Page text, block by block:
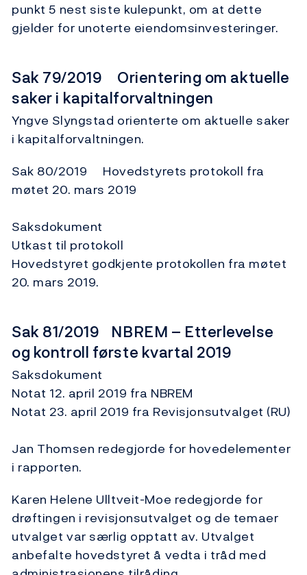
punkt 5 nest siste kulepunkt, om at dette
gjelder for unoterte eiendomsinvesteringer.
Sak 79/2019 Orientering om aktuelle
saker i kapitalforvaltningen
Yngve Slyngstad orienterte om aktuelle saker
i kapitalforvaltningen.
Sak 80/2019 Hovedstyrets protokoll fra
møtet 20. mars 2019
Saksdokument
Utkast til protokoll
Hovedstyret godkjente protokollen fra møtet
20. mars 2019.
Sak 81/2019 NBREM – Etterlevelse
og kontroll første kvartal 2019
Saksdokument
Notat 12. april 2019 fra NBREM
Notat 23. april 2019 fra Revisjonsutvalget (RU)
Jan Thomsen redegjorde for hovedelementer
i rapporten.
Karen Helene Ulltveit-Moe redegjorde for
drøftingen i revisjonsutvalget og de temaer
utvalget var særlig opptatt av. Utvalget
anbefalte hovedstyret å vedta i tråd med